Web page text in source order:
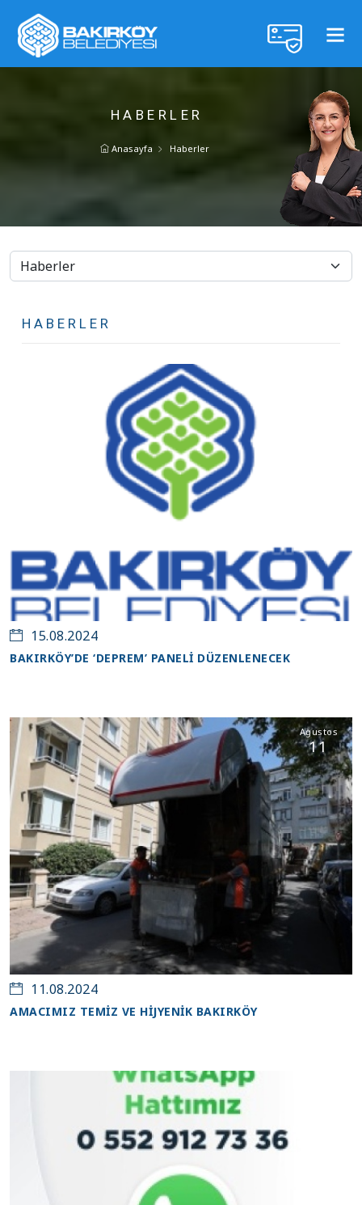
HABERLER
Anasayfa Haberler
HABERLER
15.08.2024
BAKIRKÖY’DE ‘DEPREM’ PANELİ DÜZENLENECEK
Ağustos
11
11.08.2024
AMACIMIZ TEMİZ VE HİJYENİK BAKIRKÖY